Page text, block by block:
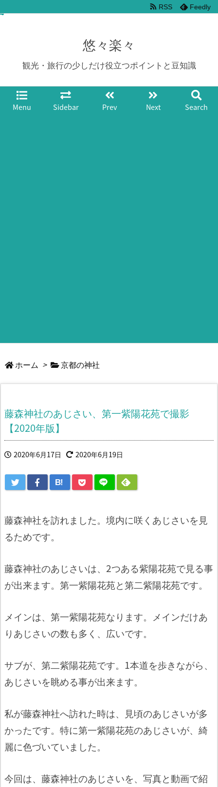
悠々楽々
観光・旅行の少しだけ役立つポイントと豆知識
Menu Sidebar Prev Next Search
RSS Feedly
ホーム > 京都の神社
藤森神社のあじさい、第一紫陽花苑で撮影
【2020年版】
2020年6月17日 2020年6月19日
B!
藤森神社を訪れました。境内に咲くあじさいを見
るためです。
藤森神社のあじさいは、2つある紫陽花苑で見る事
が出来ます。第一紫陽花苑と第二紫陽花苑です。
メインは、第一紫陽花苑なります。メインだけあ
りあじさいの数も多く、広いです。
サブが、第二紫陽花苑です。1本道を歩きながら、
あじさいを眺める事が出来ます。
私が藤森神社へ訪れた時は、見頃のあじさいが多
かったです。特に第一紫陽花苑のあじさいが、綺
麗に色づいていました。
今回は、藤森神社のあじさいを、写真と動画で紹